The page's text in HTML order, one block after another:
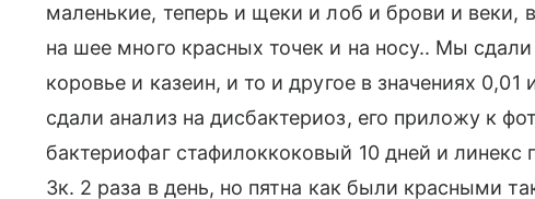
маленькие, теперь и щеки и лоб и брови и веки,
на шее много красных точек и на носу.. Мы
коровье и казеин, и то и другое в значениях
сдали анализ на дисбактериоз, его приложу к
бактериофаг стафилоккоковый 10 дней и
3к. 2 раза в день, но пятна как были красными